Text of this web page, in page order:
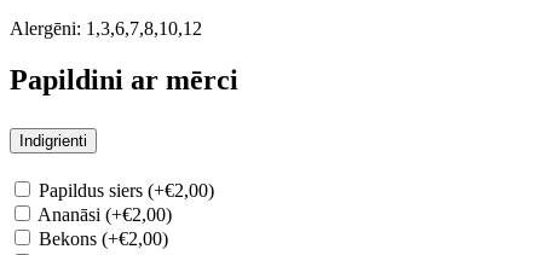
Alergēni: 1,3,6,7,8,10,12
Papildini ar mērci
Indigrienti
Papildus siers (+€2,00)
Ananāsi (+€2,00)
Bekons (+€2,00)